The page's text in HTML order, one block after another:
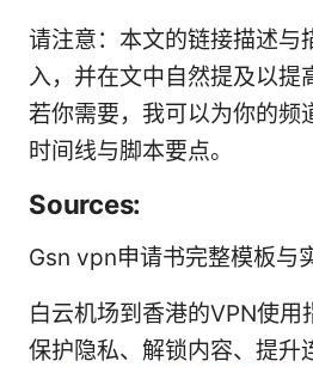
请注意：本文的链接描述与
入，并在文中自然提及以提
若你需要，我可以为你的频
时间线与脚本要点。
Sources:
Gsn vpn申请书完整模板与
白云机场到香港的VPN使用
保护隐私、解锁内容、提升